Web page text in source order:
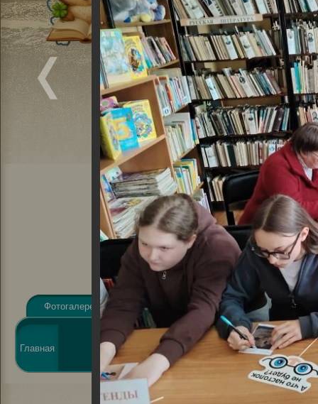
Фотогалерея Видеогалерея Афиша Новости
Главная О библиотеке
Виртуальная
справка